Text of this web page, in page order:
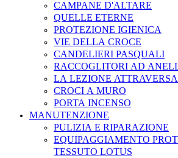
CAMPANE D'ALTARE
QUELLE ETERNE
PROTEZIONE IGIENICA
VIE DELLA CROCE
CANDELIERI PASQUALI
RACCOGLITORI AD
LA LEZIONE ATTRAVERSA
CROCI A MURO
PORTA INCENSO
MANUTENZIONE
PULIZIA E RIPARAZIONE
EQUIPAGGIAMENTO
TESSUTO LOTUS